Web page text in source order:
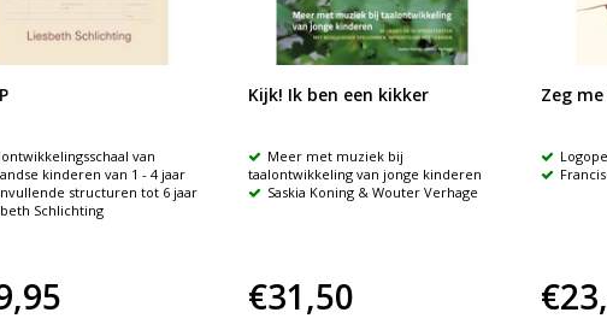
van
kinderen van 1 - 4 jaar
structuren tot 6 jaar
Schlichting
Kijk! Ik ben een kikker
Meer met muziek bij
taalontwikkeling van jonge kinderen
Saskia Koning & Wouter Verhage
€31,50
Zeg